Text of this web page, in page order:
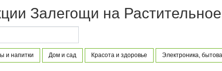
Залегощи на
и напитки Дом и сад Красота и здоровье Электроника,